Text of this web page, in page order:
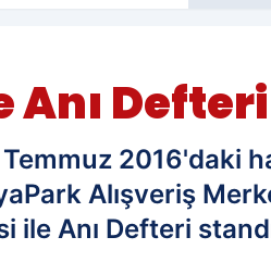
Anı
2016'daki
Alışveriş
ile Anı Defteri